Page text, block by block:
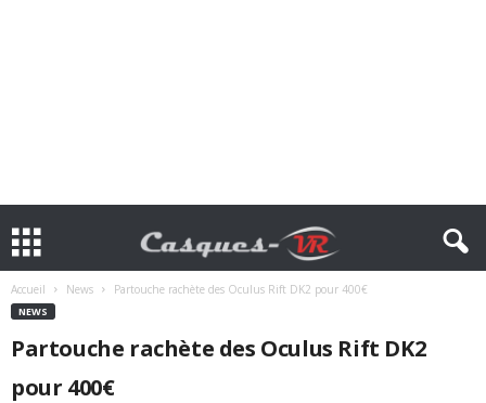
Accueil News Partouche rachète des Oculus Rift DK2 pour 400€
NEWS
Partouche rachète des Oculus Rift DK2
pour 400€